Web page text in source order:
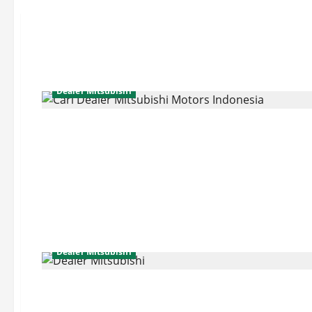
Dealer Mitsubishi
Dealer Mitsubishi